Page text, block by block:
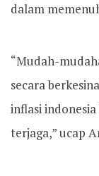
dalam
“Mudah-
secara
inflasi
terjaga,” ucap